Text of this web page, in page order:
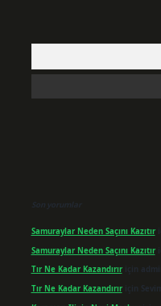
Son yorumlar
Samuraylar Neden Saçını Kazıtır
Samuraylar Neden Saçını Kazıtır
Tır Ne Kadar Kazandırıriçin
Tır Ne Kadar Kazandırıriçin Sevim